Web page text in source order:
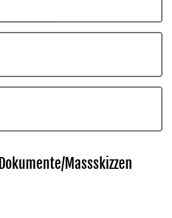
Dokumente/Massskizzen